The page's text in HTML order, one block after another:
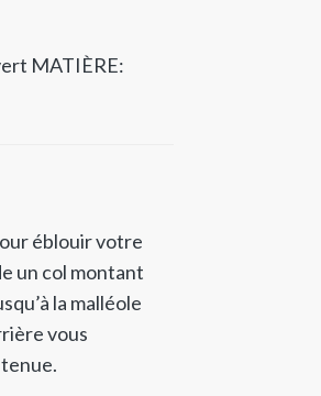
MATIÈRE:
éblouir votre
un col montant
la malléole
vous